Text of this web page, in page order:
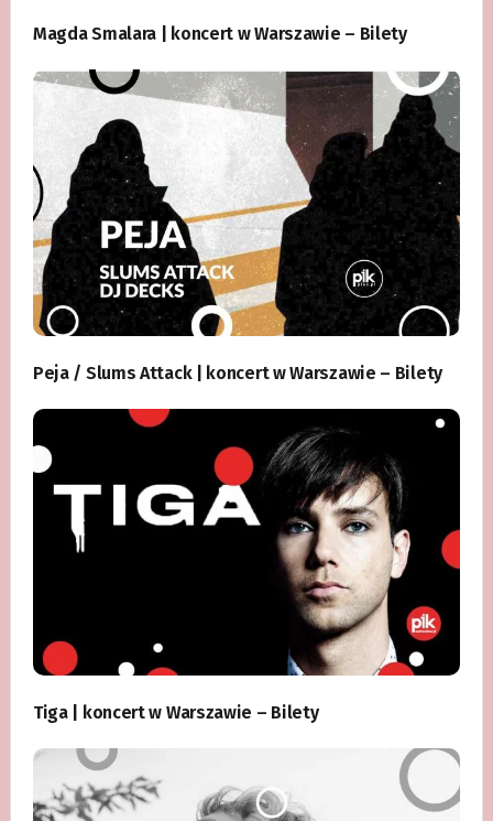
Magda Smalara | koncert w Warszawie – Bilety
Peja / Slums Attack | koncert w Warszawie – Bilety
Tiga | koncert w Warszawie – Bilety